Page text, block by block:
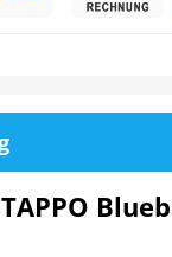
TAPPO